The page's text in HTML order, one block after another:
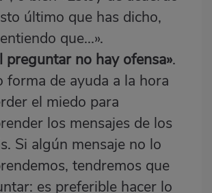
último que has dicho,
que...».
preguntar no hay ofensa».
forma de ayuda a la hora
el miedo para
los mensajes de los
Si algún mensaje no lo
tendremos que
es preferible hacer lo